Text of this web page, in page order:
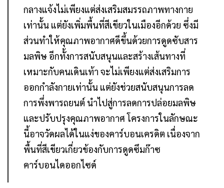
กลางแจ้งไม่เพียงแต่ส่งเสริมสมรรถภาพทางกาย
เท่านั้น แต่ยังเพิ่มพื้นที่สีเขียวในเมืองอีกด้วย ซึ่งมี
ส่วนทำให้คุณภาพอากาศดีขึ้นด้วยการดูดซับสาร
มลพิษ อีกทั้งการสนับสนุนและสร้างเส้นทางที่
เหมาะกับคนเดินเท้า จะไม่เพียงแต่ส่งเสริมการ
ออกกำลังกายเท่านั้น แต่ยังช่วยสนับสนุนการลด
การพึ่งพารถยนต์ นำไปสู่การลดการปล่อยมลพิษ
และปรับปรุงคุณภาพอากาศ โครงการในลักษณะ
นี้อาจวัดผลได้ในแง่ของคาร์บอนเครดิต เนื่องจาก
พื้นที่สีเขียวเกี่ยวข้องกับการดูดซึมก๊าซ
คาร์บอนไดออกไซด์